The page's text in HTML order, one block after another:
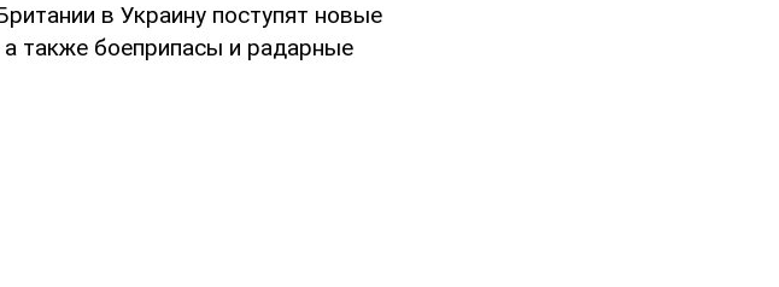
в Украину поступят новые
также боеприпасы и радарные